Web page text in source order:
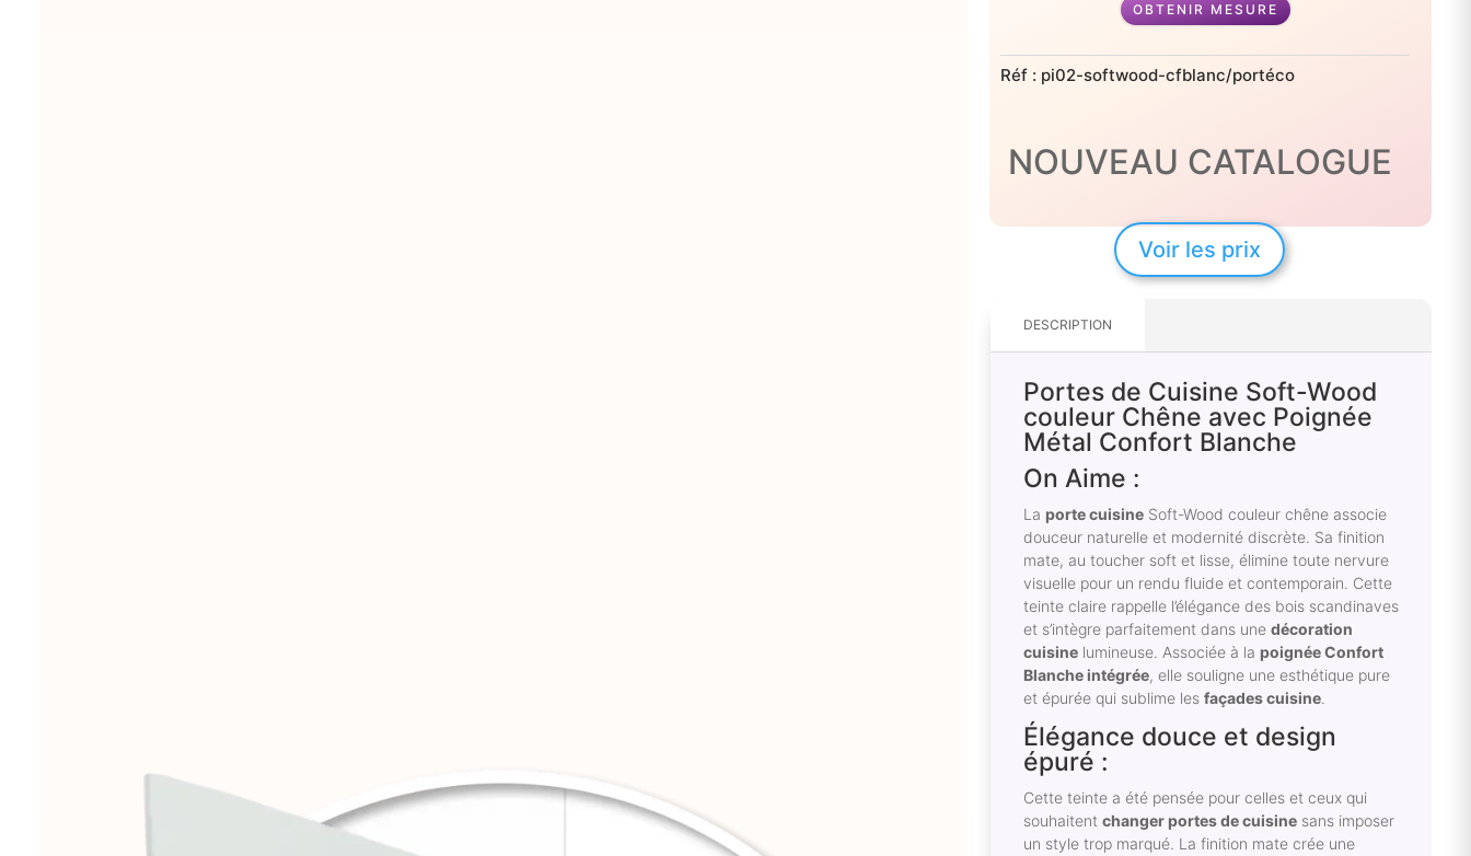
OBTENIR MESURE
Réf : pi02-softwood-cfblanc/portéco
NOUVEAU CATALOGUE
Voir les prix
DESCRIPTION
Portes de Cuisine Soft-Wood
couleur Chêne avec Poignée
Métal Confort Blanche
On Aime :
Laporte cuisine Soft-Wood couleur chêne associe
douceur naturelle et modernité discrète. Sa finition
mate, au toucher soft et lisse, élimine toute nervure
visuelle pour un rendu fluide et contemporain. Cette
teinte claire rappelle l’élégance des bois scandinaves
et s’intègre parfaitement dans unedécoration
cuisine lumineuse. Associée à lapoignée Confort
Blanche intégrée, elle souligne une esthétique pure
et épurée qui sublime lesfaçades cuisine.
Élégance douce et design
épuré :
Cette teinte a été pensée pour celles et ceux qui
souhaitentchanger portes de cuisine sans imposer
un style trop marqué. La finition mate crée une